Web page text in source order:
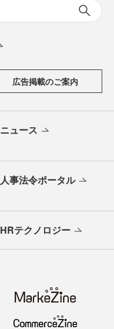
広告掲載のご案内
ニュース
人事法令ポータル
HRテクノロジー